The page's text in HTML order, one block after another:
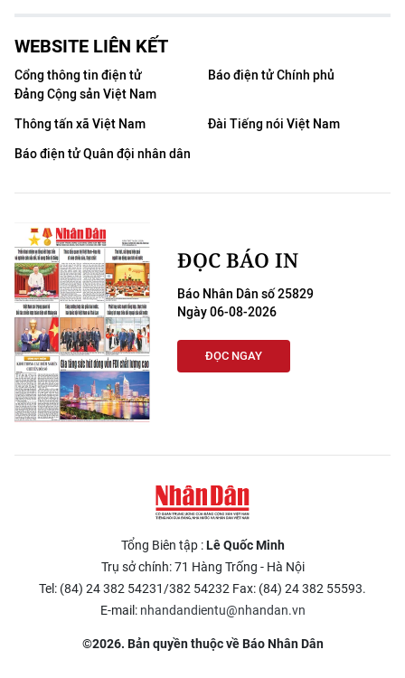
WEBSITE LIÊN KẾT
Cổng thông tin điện tử
Đảng Cộng sản Việt Nam
Báo điện tử Chính phủ
Thông tấn xã Việt Nam
Đài Tiếng nói Việt Nam
Báo điện tử Quân đội nhân dân
ĐỌC BÁO IN
Báo Nhân Dân số 25829
Ngày 06-08-2026
ĐỌC NGAY
Tổng Biên tập :Lê Quốc Minh
Trụ sở chính: 71 Hàng Trống - Hà Nội
Tel: (84) 24 382 54231/382 54232 Fax: (84) 24 382 55593.
E-mail: nhandandientu@nhandan.vn
©2026. Bản quyền thuộc về Báo Nhân Dân